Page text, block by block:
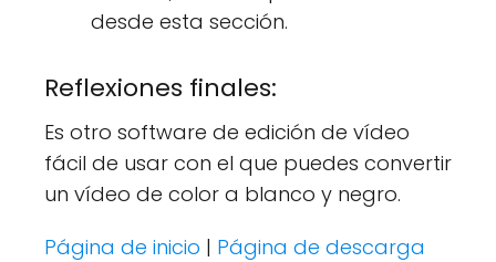
desde esta sección.
Reflexiones finales:
Es otro software de edición de vídeo
fácil de usar con el que puedes convertir
un vídeo de color a blanco y negro.
Página de inicio | Página de descarga